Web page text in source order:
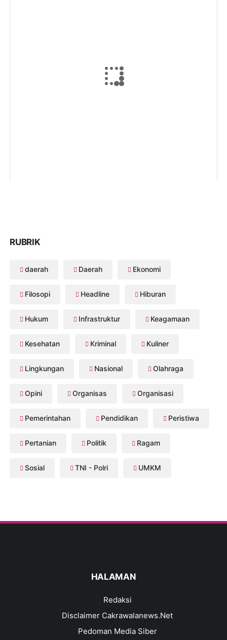
RUBRIK
daerah Daerah Ekonomi
Filosopi Headline Hiburan
Hukum Infrastruktur Keagamaan
Kesehatan Kriminal Kuliner
Lingkungan Nasional Olahraga
Opini Organisas Organisasi
Pemerintahan Pendidikan Peristiwa
Pertanian Politik Ragam
Sosial TNI - Polri UMKM
HALAMAN
Redaksi
Disclaimer Cakrawalanews.Net
Pedoman Media Siber